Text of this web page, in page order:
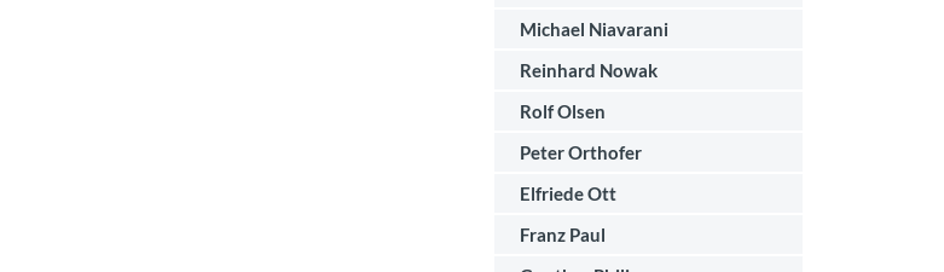
Michael Niavarani
Reinhard Nowak
Rolf Olsen
Peter Orthofer
Elfriede Ott
Franz Paul